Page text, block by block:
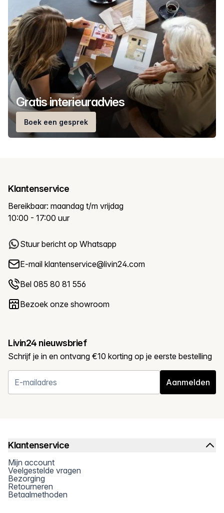
Gratis interieuradvies
Boek een gesprek
Klantenservice
Bereikbaar: maandag t/m vrijdag
10:00 - 17:00 uur
Stuur bericht op Whatsapp
E-mail klantenservice@livin24.com
Bel 085 80 81 556
Bezoek onze showroom
Livin24 nieuwsbrief
Schrijf je in en ontvang €10 korting op je eerste bestelling
Aanmelden
Klantenservice
Mijn account
Veelgestelde vragen
Bezorging
Retourneren
Betaalmethoden